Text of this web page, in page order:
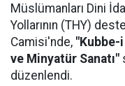
Müslümanları Dini
Yollarının (THY)
Camisi'nde, "Kubbe-
ve Minyatür Sanatı"
düzenlendi.